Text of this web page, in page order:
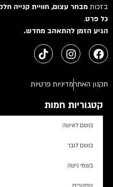
בזכותמבחר עצום, חוויית קנייה
כל פרט.
הגיע הזמן להתאהב מחדש.
תקנון האתרמדיניות פרטיות
קטגוריות חמות
בושם לאישה
בושם לגבר
בשמי נישה